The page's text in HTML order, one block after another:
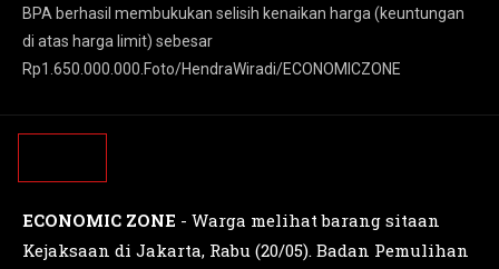
BPA berhasil membukukan selisih kenaikan harga (keuntungan
di atas harga limit) sebesar
Rp1.650.000.000.Foto/HendraWiradi/ECONOMICZONE
ECONOMIC ZONE - Warga melihat barang sitaan
Kejaksaan di Jakarta, Rabu (20/05). Badan Pemulihan